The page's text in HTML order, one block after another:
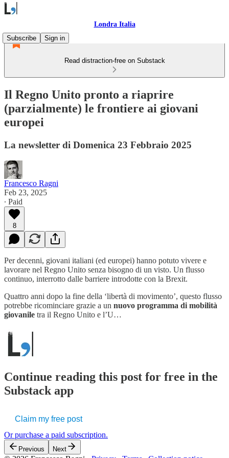
Londra Italia
Subscribe
Sign in
Read distraction-free on Substack
Il Regno Unito pronto a riaprire
(parzialmente) le frontiere ai giovani
europei
La newsletter di Domenica 23 Febbraio 2025
Francesco Ragni
Feb 23, 2025
∙ Paid
8
Per decenni, giovani italiani (ed europei) hanno potuto vivere e
lavorare nel Regno Unito senza bisogno di un visto. Un flusso
continuo, interrotto dalle barriere introdotte con la Brexit.
Quattro anni dopo la fine della ‘libertà di movimento’, questo flusso
potrebbe ricominciare grazie a un nuovo programma di mobilità
giovanile tra il Regno Unito e l’U…
Continue reading this post for free in the
Substack app
Claim my free post
Or purchase a paid subscription.
Previous Next